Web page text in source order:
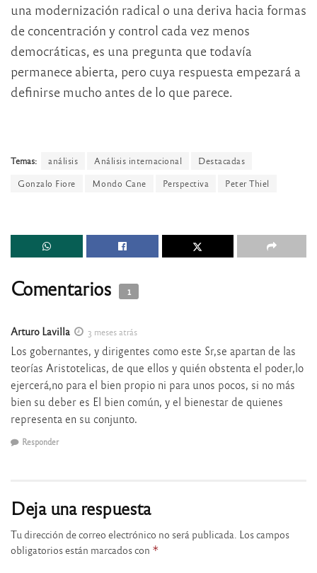
una modernización radical o una deriva hacia formas
de concentración y control cada vez menos
democráticas, es una pregunta que todavía
permanece abierta, pero cuya respuesta empezará a
definirse mucho antes de lo que parece.
Temas: análisis Análisis internacional
Destacadas
Gonzalo Fiore
Mondo Cane Perspectiva Peter Thiel
Comentarios 1
Arturo Lavilla 3 meses atrás
Los gobernantes, y dirigentes como este Sr,se apartan de las
teorías Aristotelicas, de que ellos y quién obstenta el poder,lo
ejercerá,no para el bien propio ni para unos pocos, si no más
bien su deber es El bien común, y el bienestar de quienes
representa en su conjunto.
Responder
Deja una respuesta
Tu dirección de correo electrónico no será publicada. Los campos
obligatorios están marcados con *